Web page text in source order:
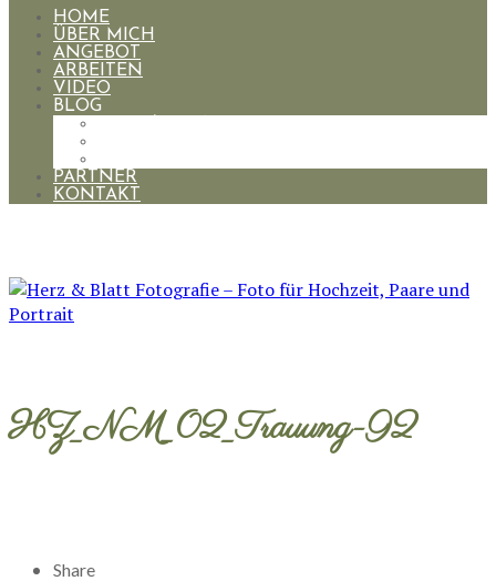
HOME
ÜBER MICH
ANGEBOT
ARBEITEN
VIDEO
BLOG
PARTNER
KONTAKT
HZ_NM_02_Trauung-92
Share